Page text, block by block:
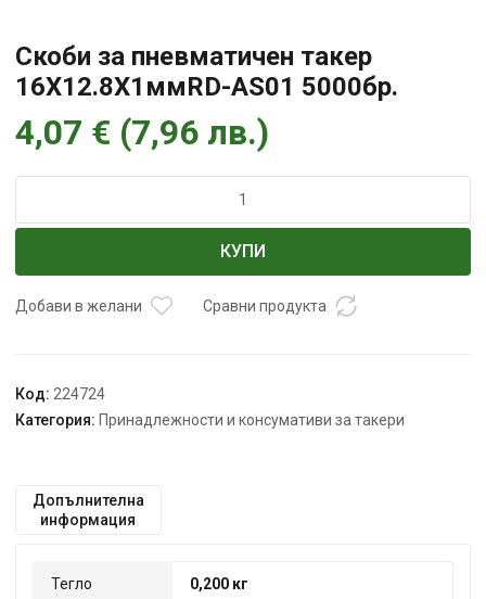
Скоби за пневматичен такер
16X12.8X1ммRD-AS01 5000бр.
4,07 € (7,96 лв.)
Скоби
такер
КУПИ
Добави в желани Сравни продукта
Код: 224724
Категория: Принадлежности и консумативи за такери
Допълнителна
информация
Тегло 0,200 кг